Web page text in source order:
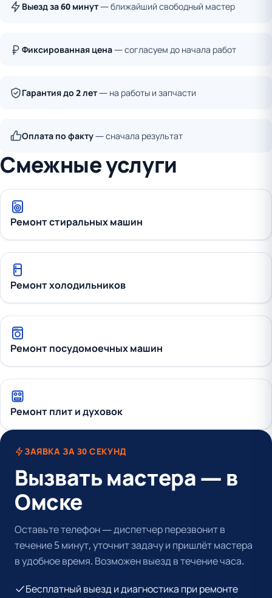
Выезд за 60 минут— ближайший свободный мастер
Фиксированная цена— согласуем до начала работ
Гарантия до 2 лет— на работы и запчасти
Оплата по факту— сначала результат
Смежные услуги
Ремонт стиральных машин
Ремонт холодильников
Ремонт посудомоечных машин
Ремонт плит и духовок
ЗАЯВКА ЗА 30 СЕКУНД
Вызвать мастера — в
Омске
Оставьте телефон — диспетчер перезвонит в
течение 5 минут, уточнит задачу и пришлёт мастера
в удобное время. Возможен выезд в течение часа.
Бесплатный выезд и диагностика при ремонте